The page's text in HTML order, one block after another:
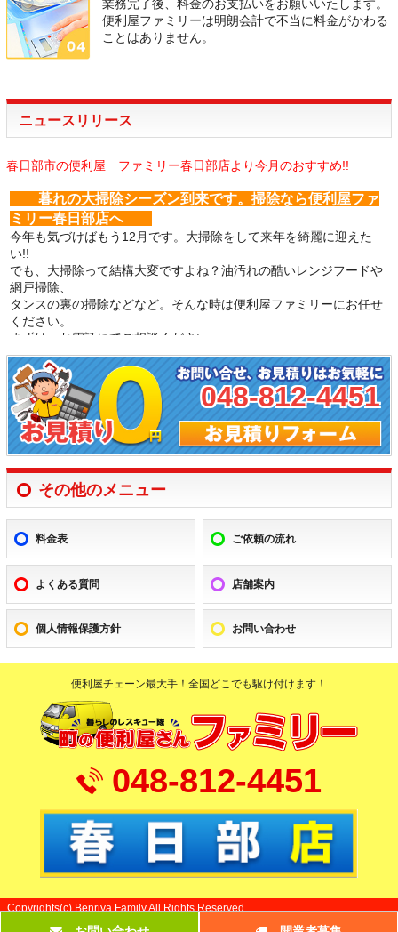
業務完了後、料金のお支払いをお願いいたします。
便利屋ファミリーは明朗会計で不当に料金がかわる
ことはありません。
ニュースリリース
春日部市の便利屋 ファミリー春日部店より今月のおすすめ!!
暮れの大掃除シーズン到来です。掃除なら便利屋ファ
ミリー春日部店へ
今年も気づけばもう12月です。大掃除をして来年を綺麗に迎えた
い!!
でも、大掃除って結構大変ですよね？油汚れの酷いレンジフードや
網戸掃除、
タンスの裏の掃除などなど。そんな時は便利屋ファミリーにお任せ
ください。
まずは、お電話にてご相談ください。
春日部市の便利屋 ファミリー春日部店より今月のおすすめ!!
年末の大掃除シーズン到来です!! 掃除なら便利屋フ
ァミリー春日部店へ
今年も気づけばもう12月。普段からこまめに掃除をしていても高く
で出来ない場所や
全然手を付けていない場所など汚れも様々。そんな場所も便利屋フ
ァミリーなら綺麗にお掃除いたします。
まずは、お電話にてご相談ください。
春日部市の便利屋 ファミリー春日部店より今月のおすすめ!!
お庭のお手入れ おまかせくださ
寒い季節がやってきました。
お庭は落ち葉で汚れ放題･･･
そんな時は便利屋ファミリーにおまかせください。
お庭はお家の顔。いつもきれいでいたいですね。
エアコンクリーニング承ります!!
まだ５月だというのに、夏日が･･･
エアコンを使っているお宅もこれからどんどん増えます。
しかし、スイッチを付けた時の嫌な臭いにお困りの方も多いのでは
ないでしょうか。
そんな時は便利屋ファミリーにおまかせください。
エアコンクリーニングですっきりキレイな空気にしましょう。
048-812-4451
その他のメニュー
料金表 ご依頼の流れ
よくある質問 店舗案内
個人情報保護方針 お問い合わせ
便利屋チェーン最大手！全国どこでも駆け付けます！
048-812-4451
Copyrights(c) Benriya Family All Rights Reserved.